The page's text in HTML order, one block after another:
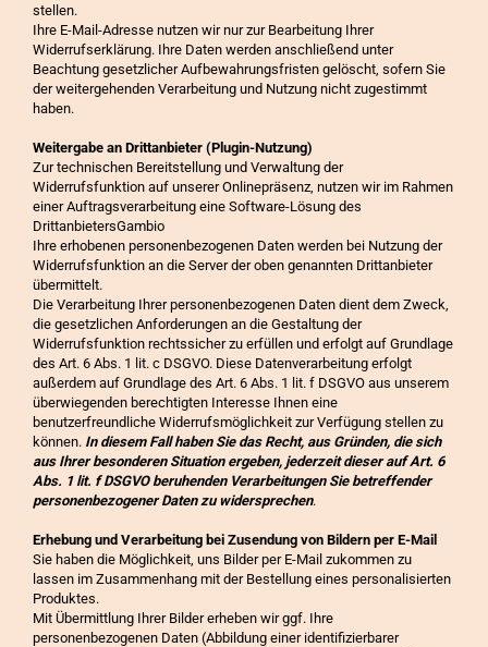
stellen.
Ihre E-Mail-Adresse nutzen wir nur zur Bearbeitung Ihrer
Widerrufserklärung. Ihre Daten werden anschließend unter
Beachtung gesetzlicher Aufbewahrungsfristen gelöscht, sofern Sie
der weitergehenden Verarbeitung und Nutzung nicht zugestimmt
haben.
Weitergabe an Drittanbieter (Plugin-Nutzung)
Zur technischen Bereitstellung und Verwaltung der
Widerrufsfunktion auf unserer Onlinepräsenz, nutzen wir im Rahmen
einer Auftragsverarbeitung eine Software-Lösung des
DrittanbietersGambio
Ihre erhobenen personenbezogenen Daten werden bei Nutzung der
Widerrufsfunktion an die Server der oben genannten Drittanbieter
übermittelt.
Die Verarbeitung Ihrer personenbezogenen Daten dient dem Zweck,
die gesetzlichen Anforderungen an die Gestaltung der
Widerrufsfunktion rechtssicher zu erfüllen und erfolgt auf Grundlage
des Art. 6 Abs. 1 lit. c DSGVO. Diese Datenverarbeitung erfolgt
außerdem auf Grundlage des Art. 6 Abs. 1 lit. f DSGVO aus unserem
überwiegenden berechtigten Interesse Ihnen eine
benutzerfreundliche Widerrufsmöglichkeit zur Verfügung stellen zu
können. In diesem Fall haben Sie das Recht, aus Gründen, die sich
aus Ihrer besonderen Situation ergeben, jederzeit dieser auf Art. 6
Abs. 1 lit. f DSGVO beruhenden Verarbeitungen Sie betreffender
personenbezogener Daten zu widersprechen.
Erhebung und Verarbeitung bei Zusendung von Bildern per E-Mail
Sie haben die Möglichkeit, uns Bilder per E-Mail zukommen zu
lassen im Zusammenhang mit der Bestellung eines personalisierten
Produktes.
Mit Übermittlung Ihrer Bilder erheben wir ggf. Ihre
personenbezogenen Daten (Abbildung einer identifizierbarer